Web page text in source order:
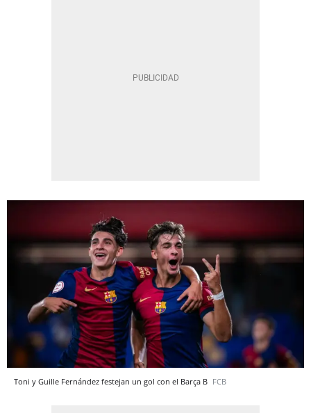
Toni y Guille Fernández festejan un gol con el Barça B FCB